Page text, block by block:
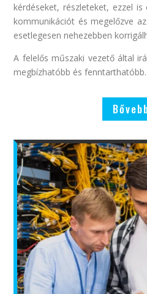
kérdéseket, részleteket, ezzel
kommunikációt és megelőzve
esetlegesen nehezebben
A felelős műszaki vezető által
megbízhatóbb és fenntarthatóbb.